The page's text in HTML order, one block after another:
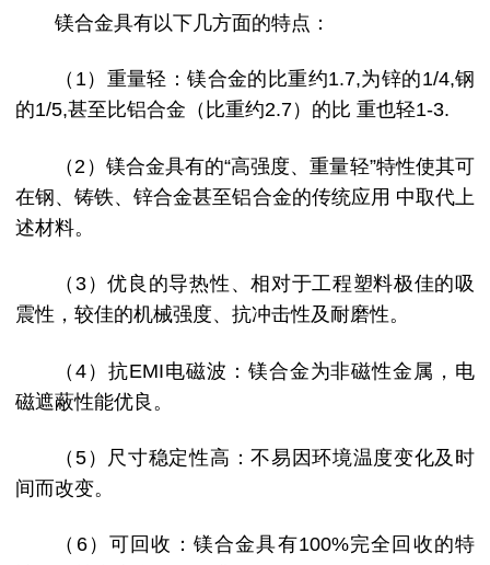
镁合金具有以下几方面的特点：
（1）重量轻：镁合金的比重约1.7,为锌的1/4,钢
的1/5,甚至比铝合金（比重约2.7）的比 重也轻1-3.
（2）镁合金具有的“高强度、重量轻”特性使其可
在钢、铸铁、锌合金甚至铝合金的传统应用 中取代上
述材料。
（3）优良的导热性、相对于工程塑料极佳的吸
震性，较佳的机械强度、抗冲击性及耐磨性。
（4）抗EMI电磁波：镁合金为非磁性金属，电
磁遮蔽性能优良。
（5）尺寸稳定性高：不易因环境温度变化及时
间而改变。
（6）可回收：镁合金具有100%完全回收的特